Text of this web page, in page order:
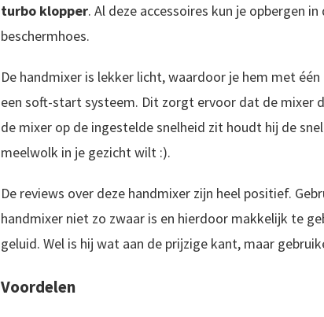
turbo klopper. Al deze accessoires kun je opbergen
beschermhoes.
De handmixer is lekker licht, waardoor je hem met
een soft-start systeem. Dit zorgt ervoor dat de mixer
de mixer op de ingestelde snelheid zit houdt hij de
meelwolk in je gezicht wilt :).
De reviews over deze handmixer zijn heel positief.
handmixer niet zo zwaar is en hierdoor makkelijk te
geluid. Wel is hij wat aan de prijzige kant, maar
Voordelen